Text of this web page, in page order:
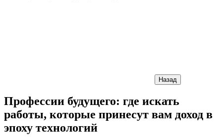
Назад
Профессии будущего: где искать
работы, которые принесут вам доход в
эпоху технологий